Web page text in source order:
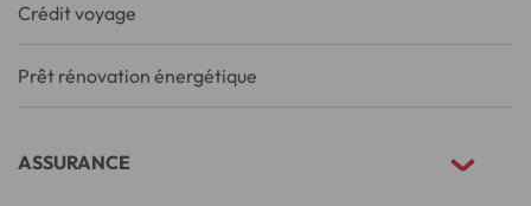
Crédit voyage
Prêt rénovation énergétique
ASSURANCE